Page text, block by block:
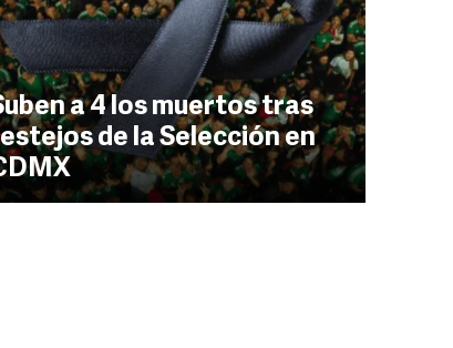
a 4 los muertos tras
de la Selección en